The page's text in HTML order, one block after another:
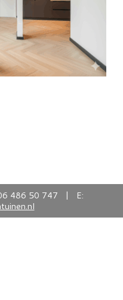
486 50 747 | E: